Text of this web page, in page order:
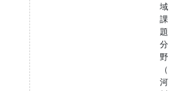
域
課
題
分
野
（
河